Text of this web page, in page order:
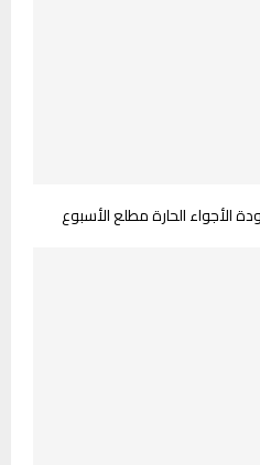
الأجواء الحارة مطلع الأسبوع